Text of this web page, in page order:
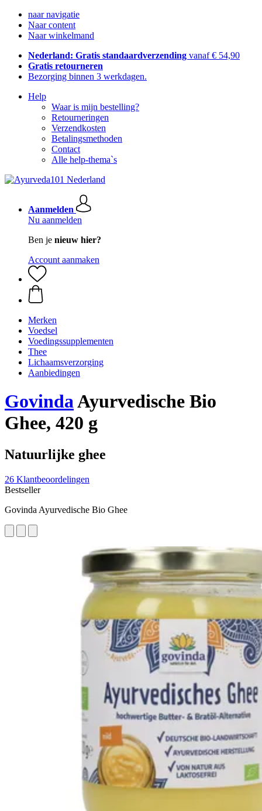
naar navigatie
Naar content
Naar winkelmand
Nederland: Gratis standaardverzending vanaf € 54,90
Gratis retourneren
Bezorging binnen 3 werkdagen.
Help
Waar is mijn bestelling?
Retourneringen
Verzendkosten
Betalingsmethoden
Contact
Alle help-thema`s
Aanmelden
Nu aanmelden
Ben je nieuw hier?
Account aanmaken
Merken
Voedsel
Voedingssupplementen
Thee
Lichaamsverzorging
Aanbiedingen
GovindaAyurvedische Bio
Ghee, 420 g
Natuurlijke ghee
26 Klantbeoordelingen
Bestseller
Govinda Ayurvedische Bio Ghee